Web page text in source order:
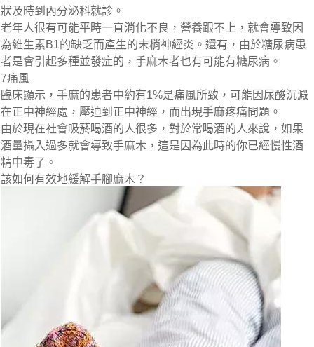
狀及時到內分泌科就診。
老年人很有可能平時一直消化不良，營養跟不上，就會導致因
為維生素B1的缺乏而產生的末梢神經炎。還有，由於糖尿病患
者是會引起多種並發症的，手麻木者也有可能有糖尿病。
7痛風
臨床顯示，手麻的患者中約有1%是痛風所致，可能因尿酸沉澱
在正中神經處，壓迫到正中神經，而出現手麻疼痛問題。
由於現在社會吸菸喝酒的人很多，對於常喝酒的人來說，如果
酒量攝入過多就會導致手麻木，這是因為此時的你已經慢性酒
精中毒了。
該如何有效地緩解手腳麻木？